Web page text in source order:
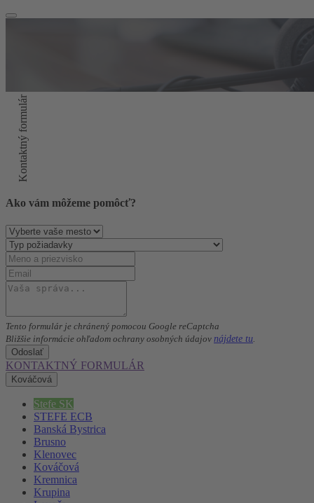
Kontaktný formulár
Ako vám môžeme pomôcť?
Tento formulár je chránený pomocou Google reCaptcha
Bližšie informácie ohľadom ochrany osobných údajov nájdete tu
Odoslať
KONTAKTNÝ FORMULÁR
Kováčová
Stefe SK
STEFE ECB
Banská Bystrica
Brusno
Klenovec
Kováčová
Kremnica
Krupina